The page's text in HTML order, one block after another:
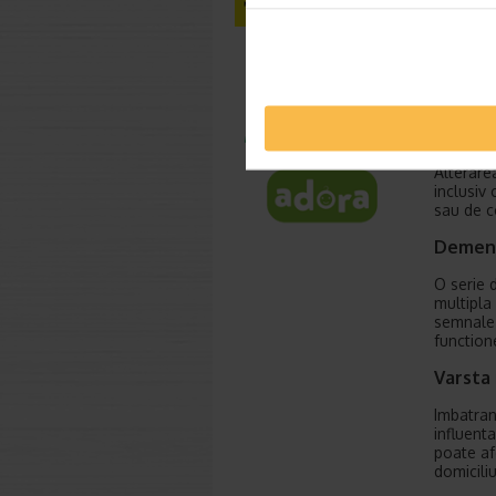
inclusiv
sau de
O serie
multipla
Varsta
poate